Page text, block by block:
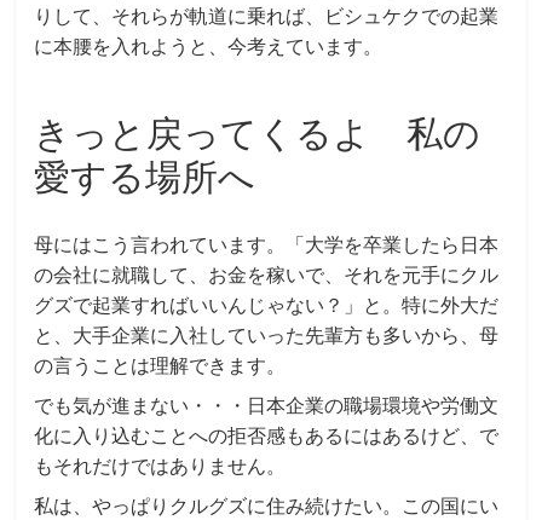
りして、それらが軌道に乗れば、ビシュケクでの起業
に本腰を入れようと、今考えています。
きっと戻ってくるよ 私の
愛する場所へ
母にはこう言われています。「大学を卒業したら日本
の会社に就職して、お金を稼いで、それを元手にクル
グズで起業すればいいんじゃない？」と。特に外大だ
と、大手企業に入社していった先輩方も多いから、母
の言うことは理解できます。
でも気が進まない・・・日本企業の職場環境や労働文
化に入り込むことへの拒否感もあるにはあるけど、で
もそれだけではありません。
私は、やっぱりクルグズに住み続けたい。この国にい